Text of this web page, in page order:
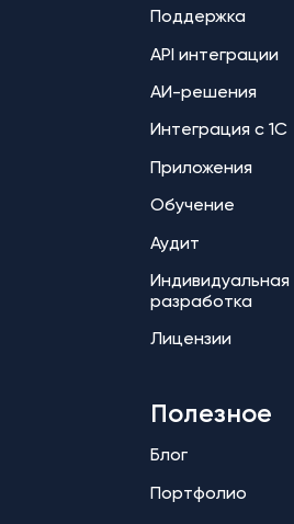
Поддержка
API интеграции
АИ-решения
Интеграция с 1С
Приложения
Обучение
Аудит
Индивидуальная
разработка
Лицензии
Полезное
Блог
Портфолио